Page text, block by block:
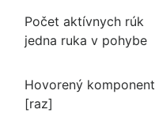
Počet aktívnych rúk
jedna ruka v pohybe
Hovorený komponent
[raz]